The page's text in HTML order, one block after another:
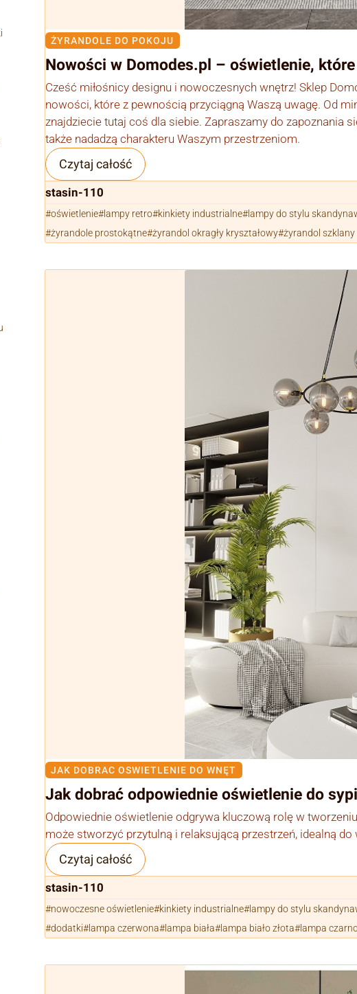
ŻYRANDOLE DO POKOJU
Nowości w Domodes.pl – oświetlenie,
Cześć miłośnicy designu i nowoczesnych wnętrz! Sklep
nowości, które z pewnością przyciągną Waszą uwagę. Od
znajdziecie tutaj coś dla siebie. Zapraszamy do zapoznania
także nadadzą charakteru Waszym przestrzeniom.
Czytaj całość
stasin-110
oświetlenie lampy retro kinkiety industrialne lampy do stylu
żyrandole prostokątne żyrandol okragły kryształowy żyrandol szklany
JAK DOBRAC OSWIETLENIE DO WNĘT
Jak dobrać odpowiednie oświetlenie do
Odpowiednie oświetlenie odgrywa kluczową rolę w
może stworzyć przytulną i relaksującą przestrzeń, idealną do
Czytaj całość
stasin-110
nowoczesne oświetlenie kinkiety industrialne lampy do stylu
dodatki lampa czerwona lampa biała lampa biało złota lampa